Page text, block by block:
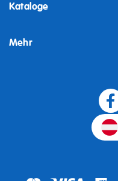
Kataloge
Mehr